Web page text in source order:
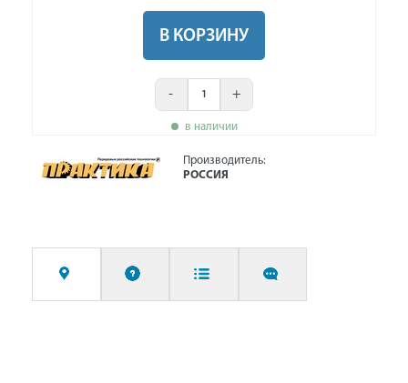
В КОРЗИНУ
- +
в наличии
Производитель:
РОССИЯ